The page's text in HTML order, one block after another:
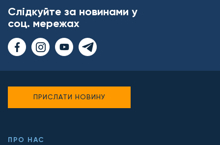
Слідкуйте за новинами у
соц. мережах
ПРО НАС
ПРИСЛАТИ НОВИНУ